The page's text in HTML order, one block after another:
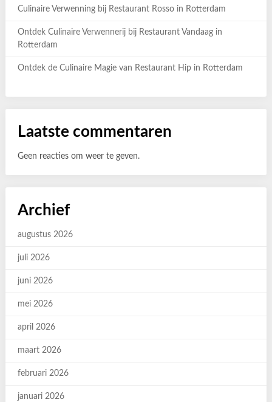
Culinaire Verwenning bij Restaurant Rosso in Rotterdam
Ontdek Culinaire Verwennerij bij Restaurant Vandaag in
Rotterdam
Ontdek de Culinaire Magie van Restaurant Hip in Rotterdam
Laatste commentaren
Geen reacties om weer te geven.
Archief
augustus 2026
juli 2026
juni 2026
mei 2026
april 2026
maart 2026
februari 2026
januari 2026